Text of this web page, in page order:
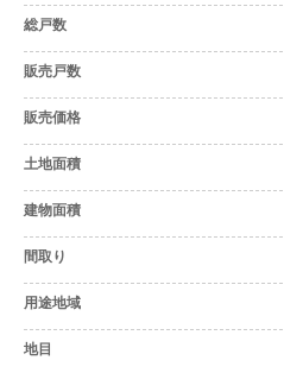
総戸数
販売戸数
販売価格
土地面積
建物面積
間取り
用途地域
地目